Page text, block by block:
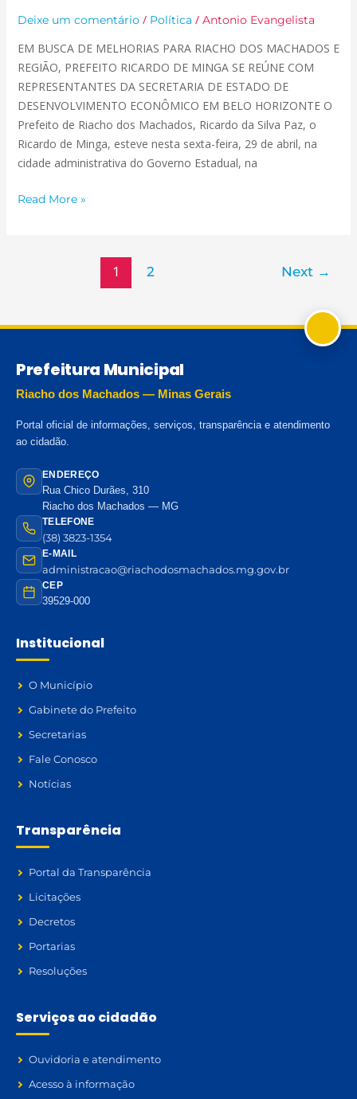
Deixe um comentário / Política / Antonio Evangelista
EM BUSCA DE MELHORIAS PARA RIACHO DOS MACHADOS E
REGIÃO, PREFEITO RICARDO DE MINGA SE REÚNE COM
REPRESENTANTES DA SECRETARIA DE ESTADO DE
DESENVOLVIMENTO ECONÔMICO EM BELO HORIZONTE O
Prefeito de Riacho dos Machados, Ricardo da Silva Paz, o
Ricardo de Minga, esteve nesta sexta-feira, 29 de abril, na
cidade administrativa do Governo Estadual, na
Read More »
1 2 Next →
Prefeitura Municipal
Riacho dos Machados — Minas Gerais
Portal oficial de informações, serviços, transparência e atendimento
ao cidadão.
ENDEREÇO
Rua Chico Durães, 310
Riacho dos Machados — MG
TELEFONE
(38) 3823-1354
E-MAIL
administracao@riachodosmachados.mg.gov.br
CEP
39529-000
Institucional
O Município
Gabinete do Prefeito
Secretarias
Fale Conosco
Notícias
Transparência
Portal da Transparência
Licitações
Decretos
Portarias
Resoluções
Serviços ao cidadão
Ouvidoria e atendimento
Acesso à informação